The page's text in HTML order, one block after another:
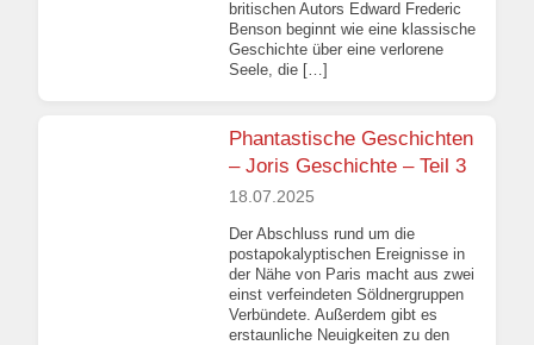
britischen Autors Edward Frederic
Benson beginnt wie eine klassische
Geschichte über eine verlorene
Seele, die […]
Phantastische Geschichten
– Joris Geschichte – Teil 3
18.07.2025
Der Abschluss rund um die
postapokalyptischen Ereignisse in
der Nähe von Paris macht aus zwei
einst verfeindeten Söldnergruppen
Verbündete. Außerdem gibt es
erstaunliche Neuigkeiten zu den